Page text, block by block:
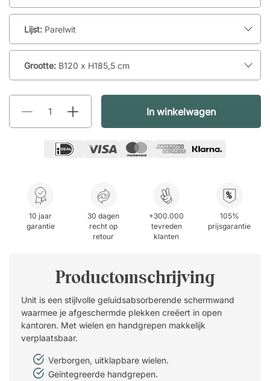
Lijst: Parelwit
Grootte: B120 x H185,5 cm
In winkelwagen
10 jaar
garantie
30 dagen
recht op
retour
+300.000
tevreden
klanten
%
105%
prijsgarantie
Productomschrijving
Unit is een stijlvolle geluidsabsorberende schermwand
waarmee je afgeschermde plekken creëert in open
kantoren. Met wielen en handgrepen makkelijk
verplaatsbaar.
Verborgen, uitklapbare wielen.
Geïntegreerde handgrepen.